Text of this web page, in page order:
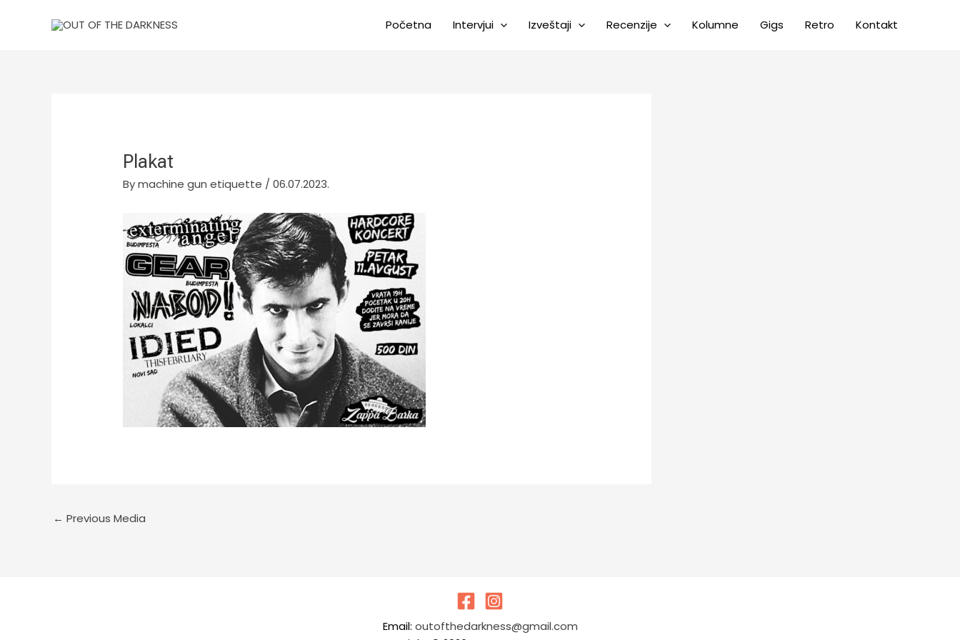
Početna Intervjui Izveštaji Recenzije Kolumne Gigs Retro Kontakt
Plakat
Bymachine gun etiquette /06.07.2023.
← Previous Media
Email: outofthedarkness@gmail.com